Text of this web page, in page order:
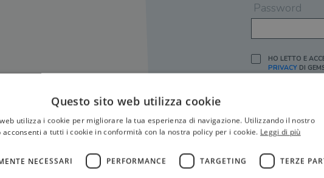
Password
HO LETTO E
PRIVACYDI
IN MANCANZA
ACCOUNT E/O
SÌ, DESIDERO
OFFERTE
PROMOZIONI E
[FINALITÀ
Questo sito web utilizza cookie
utilizza i cookie per migliorare la tua esperienza di navigazione. Utilizzando il nostro
acconsenti a tutti i cookie in conformità con la nostra policy per i cookie. Leggi di più
NECESSARI PERFORMANCE TARGETING TERZE